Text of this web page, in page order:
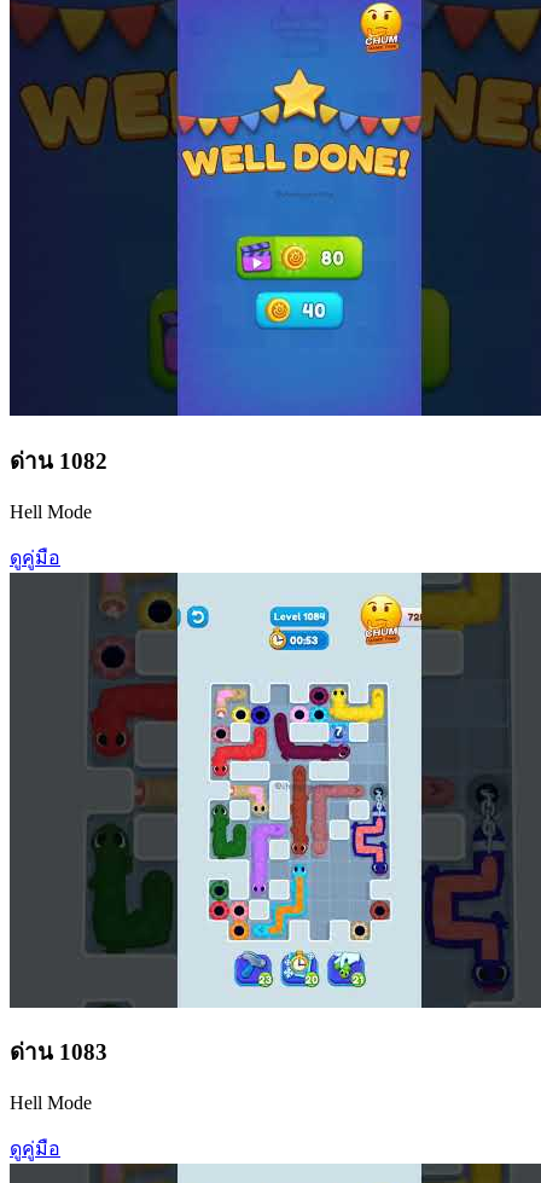
ด่าน 1082
Hell Mode
ดูคู่มือ
ด่าน 1083
Hell Mode
ดูคู่มือ